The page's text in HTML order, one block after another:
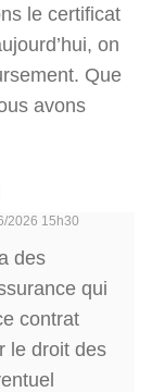
le certificat
on
Que
avons
2026 15h30
des
qui
contrat
le droit des